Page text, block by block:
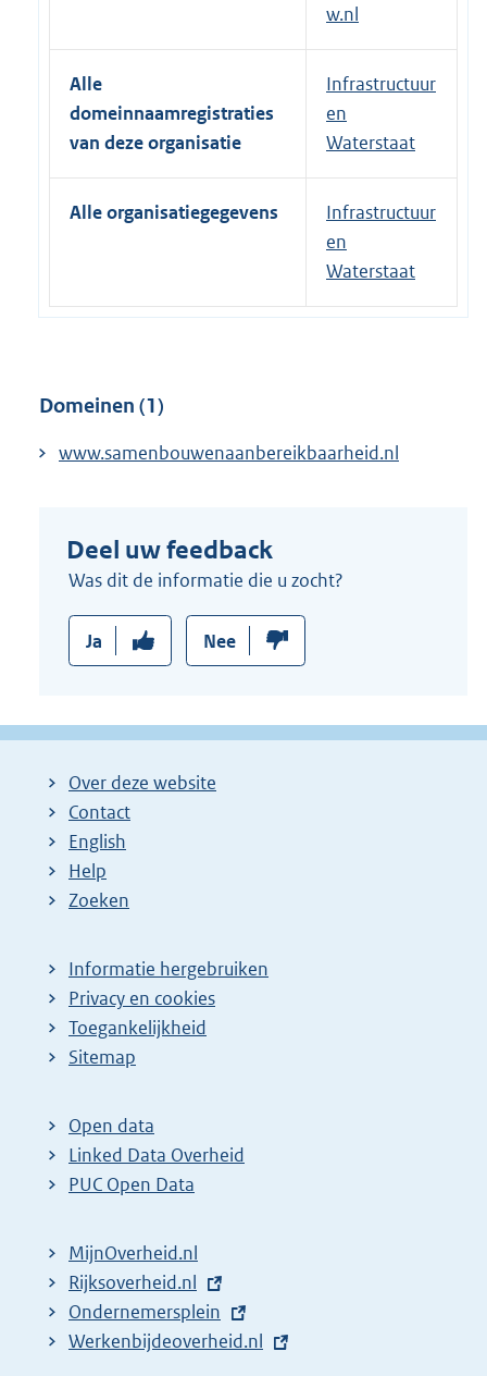
w.nl
Alle
domeinnaamregistraties
van deze organisatie
Infrastructuur
en
Waterstaat
Alle organisatiegegevens
Infrastructuur
en
Waterstaat
Domeinen (1)
www.samenbouwenaanbereikbaarheid.nl
Deel uw feedback
Was dit de informatie die u zocht?
Ja Nee
Over deze website
Contact
English
Help
Zoeken
Informatie hergebruiken
Privacy en cookies
Toegankelijkheid
Sitemap
Open data
Linked Data Overheid
PUC Open Data
MijnOverheid.nl
E
x
t
Rijksoverheid.nl
E
x
Ondernemersplein
E
Werkenbijdeoverheid.nl